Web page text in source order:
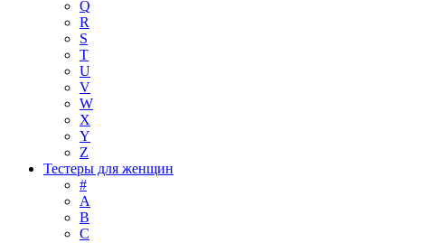
Q
R
S
T
U
V
W
X
Y
Z
Тестеры для женщин
#
A
B
C